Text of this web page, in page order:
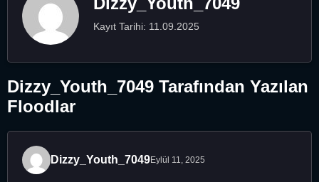
Kayıt Tarihi: 11.09.2025
Dizzy_Youth_7049 Tarafından Yazılan
Floodlar
Dizzy_Youth_7049Eylül 11, 2025